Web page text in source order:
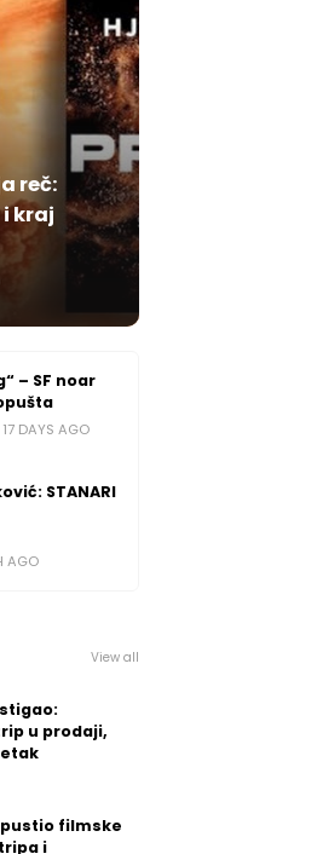
reč:
i kraj
– SF noar
17 DAYS AGO
STANARI
AGO
View all
u prodaji,
filmske
i